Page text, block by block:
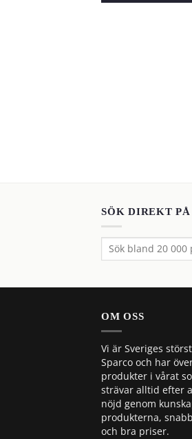
SÖK DIREKT
Sök
OM OSS
Vi är Sveriges
Sparco och har
produkter i vårat
strävar alltid efter
nöjd genom
produkterna,
och bra priser.